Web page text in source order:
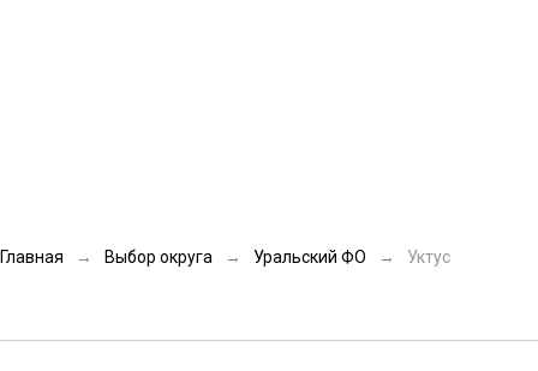
Главная → Выбор округа → Уральский ФО → Уктус